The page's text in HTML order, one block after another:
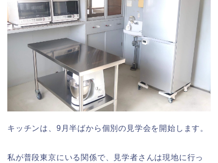
キッチンは、9月半ばから個別の見学会を開始します。
私が普段東京にいる関係で、見学者さんは現地に行っ